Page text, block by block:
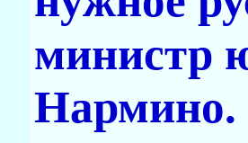
министр
Нармино.